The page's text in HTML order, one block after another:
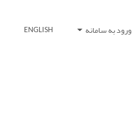
ورود به سامانه ENGLISH